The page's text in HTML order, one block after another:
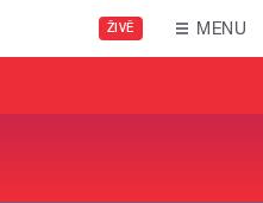
ŽIVĚ MENU